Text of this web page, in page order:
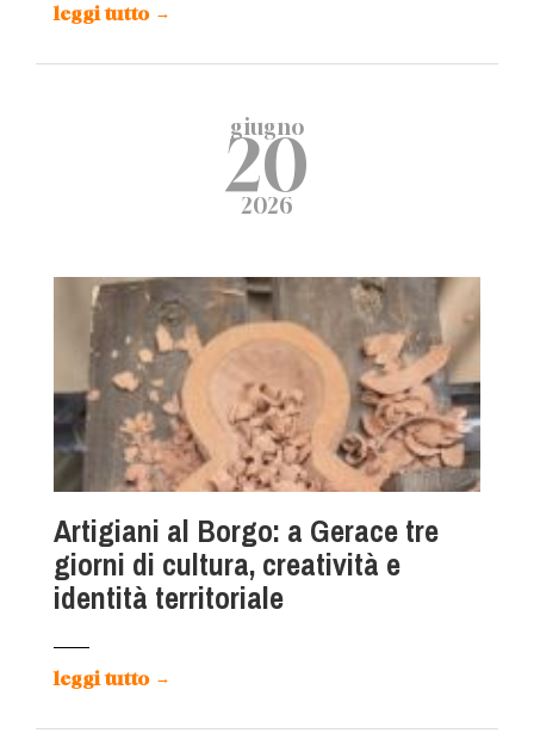
leggi tutto →
giugno
20
2026
Artigiani al Borgo: a Gerace tre
giorni di cultura, creatività e
identità territoriale
leggi tutto →